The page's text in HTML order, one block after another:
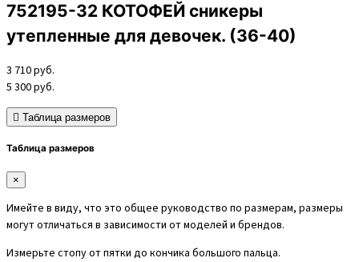
752195-32 КОТОФЕЙ сникеры
утепленные для девочек. (36-40)
3 710руб.
5 300руб.
Таблица размеров
Таблица размеров
×
Имейте в виду, что это общее руководство по размерам, размеры
могут отличаться в зависимости от моделей и брендов.
Измерьте стопу от пятки до кончика большого пальца.